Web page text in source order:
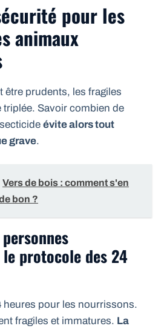
pour les
animaux
être prudents, les fragiles
triplée. Savoir combien de
évite alors tout
grave.
Vers de bois : comment s'en
bon ?
protocole des 24
heures pour les nourrissons.
fragiles et immatures. La